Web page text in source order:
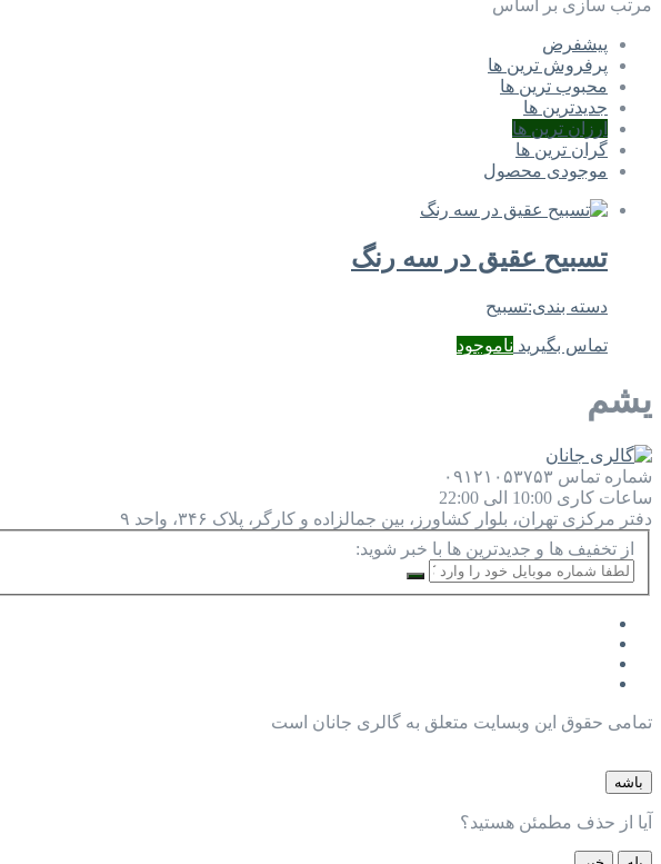
مرتب سازی بر اساس
پیشفرض
پرفروش ترین ها
محبوب ترین ها
جدیدترین ها
ارزان ترین ها
گران ترین ها
موجودی محصول
تسبیح عقیق در سه رنگ
دسته بندی:تسبیح
تماس بگیرید ناموجود
یشم
شماره تماس ۰۹۱۲۱۰۵۳۷۵۳
ساعات کاری 10:00 الی 22:00
دفتر مرکزی تهران، بلوار کشاورز، بین جمالزاده و کارگر، پلاک ۳۴۶، واحد ۹
از تخفیف ها و جدیدترین ها با خبر شوید:
تمامی حقوق این وبسایت متعلق به گالری جانان است
باشه
آیا از حذف مطمئن هستید؟